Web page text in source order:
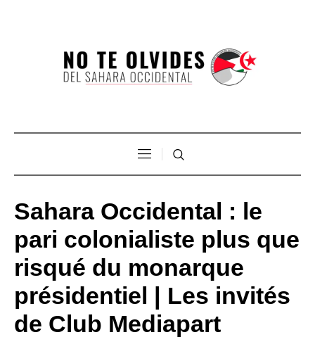
Sahara Occidental : le
pari colonialiste plus que
risqué du monarque
présidentiel | Les invités
de Club Mediapart